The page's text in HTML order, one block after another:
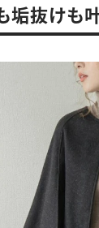
抜けも